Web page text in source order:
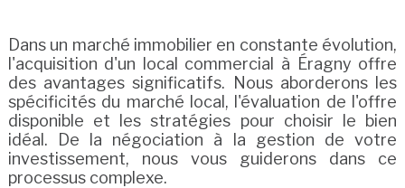
Dans un marché immobilier en constante évolution,
l'acquisition d'un local commercial à Éragny offre
des avantages significatifs. Nous aborderons les
spécificités du marché local, l'évaluation de l'offre
disponible et les stratégies pour choisir le bien
idéal. De la négociation à la gestion de votre
investissement, nous vous guiderons dans ce
processus complexe.